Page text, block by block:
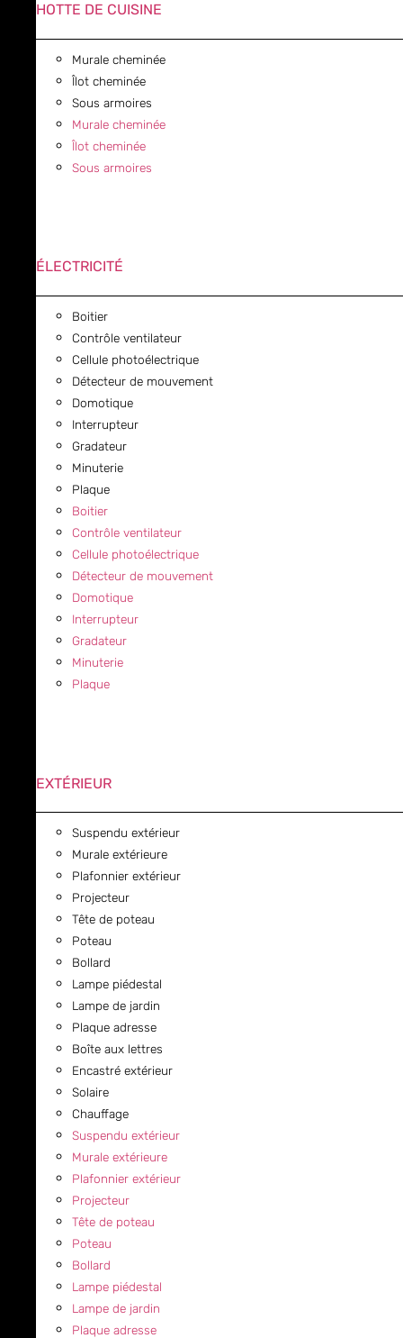
HOTTE DE CUISINE
Murale cheminée
Îlot cheminée
Sous armoires
Murale cheminée
Îlot cheminée
Sous armoires
ÉLECTRICITÉ
Boitier
Contrôle ventilateur
Cellule photoélectrique
Détecteur de mouvement
Domotique
Interrupteur
Gradateur
Minuterie
Plaque
Boitier
Contrôle ventilateur
Cellule photoélectrique
Détecteur de mouvement
Domotique
Interrupteur
Gradateur
Minuterie
Plaque
EXTÉRIEUR
Suspendu extérieur
Murale extérieure
Plafonnier extérieur
Projecteur
Tête de poteau
Poteau
Bollard
Lampe piédestal
Lampe de jardin
Plaque adresse
Boîte aux lettres
Encastré extérieur
Solaire
Chauffage
Suspendu extérieur
Murale extérieure
Plafonnier extérieur
Projecteur
Tête de poteau
Poteau
Bollard
Lampe piédestal
Lampe de jardin
Plaque adresse